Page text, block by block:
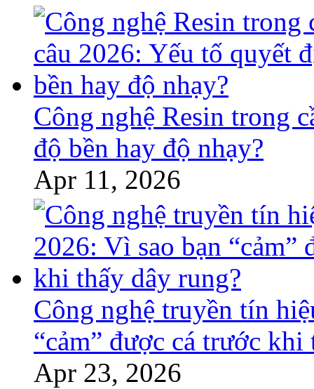
Công nghệ Resin trong
độ bền hay độ nhạy?
Apr 11, 2026
Công nghệ truyền tín
“cảm” được cá trước khi
Apr 23, 2026